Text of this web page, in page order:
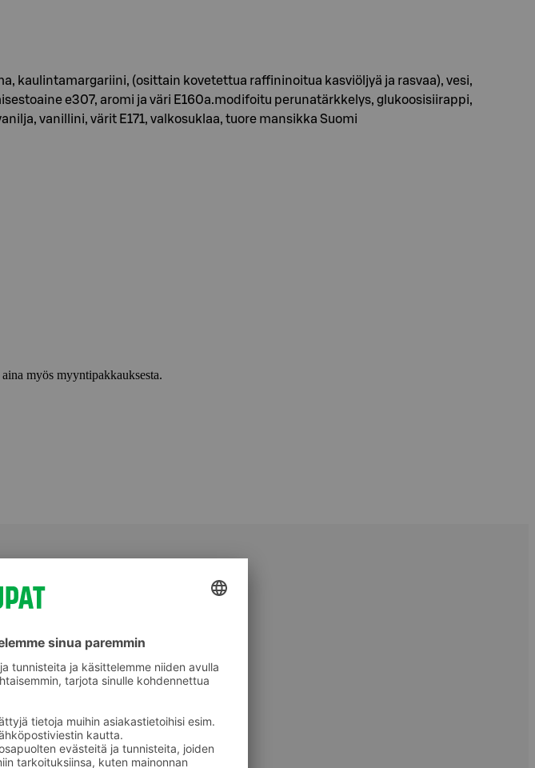
kaulintamargariini, (osittain kovetettua raffininoitua kasviöljyä ja rasvaa), vesi,
e307, aromi ja väri E160a.modifoitu perunatärkkelys, glukoosisiirappi,
vanillini, värit E171, valkosuklaa, tuore mansikka Suomi
myös myyntipakkauksesta.